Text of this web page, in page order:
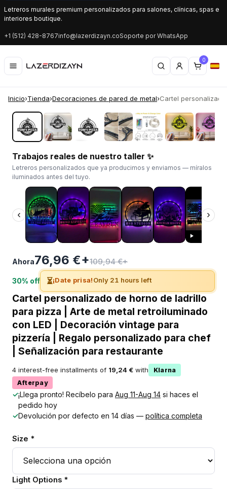
Letreros murales premium personalizados para salones, clínicas, spas e
interiores boutique.
+1 (512) 428-8767info@lazerdizayn.coSoporte por WhatsApp
0
Inicio›Tienda›Decoraciones de pared de metal›Cartel
‹ ›
Trabajos reales de nuestro taller ✨
Letreros personalizados que ya producimos y enviamos — míralos
iluminados antes del tuyo.
‹ ›
Ahora76,96 €+109,94 €+
30% off ⏳¡Date prisa!Only 21 hours left
Cartel personalizado de horno de ladrillo
para pizza | Arte de metal retroiluminado
con LED | Decoración vintage para
pizzería | Regalo personalizado para chef
| Señalización para restaurante
4 interest-free installments of 19,24 € with
Klarna
Afterpay
✓¡Llega pronto! Recíbelo para Aug 11-Aug 14 si haces el
pedido hoy
✓Devolución por defecto en 14 días — política completa
Size *
Light Options *